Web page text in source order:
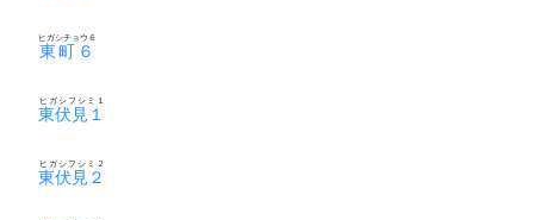
東町６
ヒガシチョウ６
東伏見１
ヒガシフシミ１
東伏見２
ヒガシフシミ２